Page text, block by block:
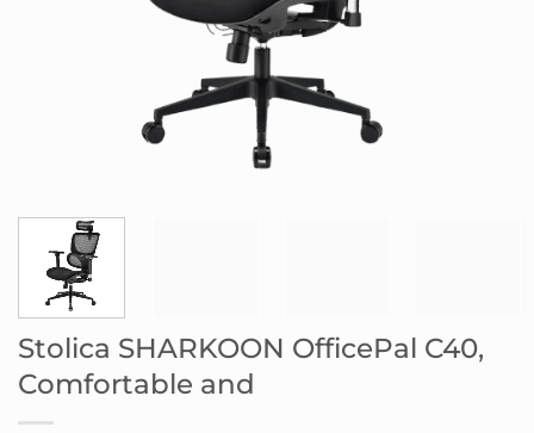
Stolica SHARKOON OfficePal C40,
Comfortable and